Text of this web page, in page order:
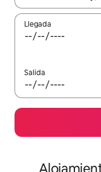
Llegada
Salida